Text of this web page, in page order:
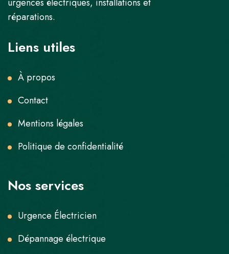
urgences électriques, installations et
réparations.
Liens utiles
À propos
Contact
Mentions légales
Politique de confidentialité
Nos services
Urgence Électricien
Dépannage électrique